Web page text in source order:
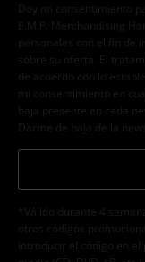
Doy mi consentimiento
E.M.P. Merchandising
personales con el fin de
sobre su oferta. El
de acuerdo con lo
mi consentimiento en
baja presente en cada
Darme de baja de la
*Válido durante 4
otros códigos
introducir el código en